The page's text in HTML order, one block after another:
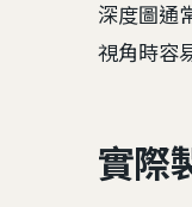
深度圖通
視角時容
實際